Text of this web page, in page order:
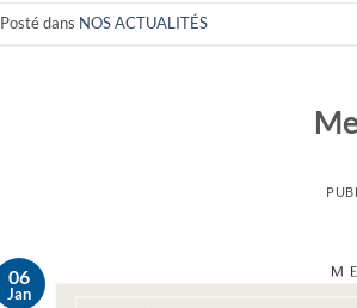
Posté dans NOS ACTUALITÉS
06
Jan